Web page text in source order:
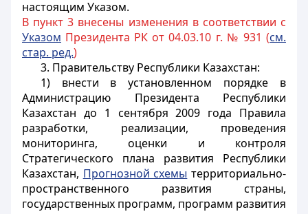
настоящим Указом.
В пункт 3 внесены изменения в соответствии с
Указом Президента РК от 04.03.10 г. № 931 (см.
стар. ред.)
3. Правительству Республики Казахстан:
1) внести в установленном порядке в
Администрацию Президента Республики
Казахстан до 1 сентября 2009 года Правила
разработки, реализации, проведения
мониторинга, оценки и контроля
Стратегического плана развития Республики
Казахстан, Прогнозной схемы территориально-
пространственного развития страны,
государственных программ, программ развития